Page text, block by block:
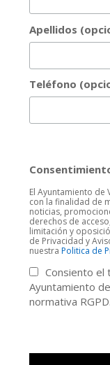
Apellidos
Teléfono
El Ayuntamiento
con la finalidad de
noticias,
derechos de
limitación y
de Privacidad y
nuestra Politica de
Consiento el
Ayuntamiento
normativa RGPD.